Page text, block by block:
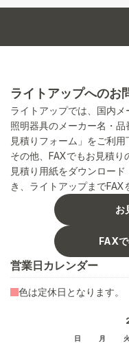
ライトアップへのお
ライトアップでは、国内メ
照明器具のメーカー名・
見積りフォーム」をご利用
その他、FAXでもお見積り
見積り用紙をダウンロー
き、ライトアップまでFAX
お
FAX
営業日カレンダー
日 月 火
色は定休日となります。